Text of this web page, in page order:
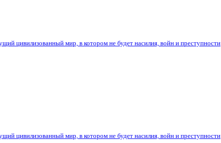
цивилизованный мир, в котором не будет насилия, войн и преступности
цивилизованный мир, в котором не будет насилия, войн и преступности